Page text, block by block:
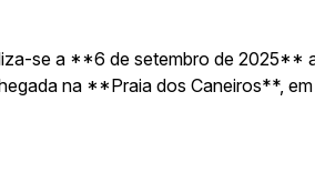
se a **6 de setembro de 2025**
na **Praia dos Caneiros**,
O percurso segue uma linha